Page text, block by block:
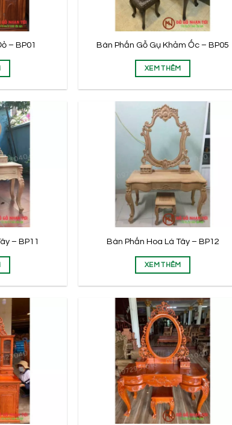
(Sập
Thư
Mạnh
Bàn Giao Bộ Minh Nghê Bảo Đỉnh
Cùng Kệ Tivi Luios Gỗ Hương Đá
Cho Anh Luận – Hải Hậu – Nam
– BP01 Bàn Phấn Gỗ Gụ Khảm Ốc – BP05
XEM THÊM
– BP11 Bàn Phấn Hoa Lá Tây – BP12
XEM THÊM